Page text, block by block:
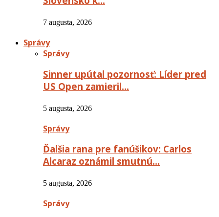
7 augusta, 2026
Správy
Správy
Sinner upútal pozornosť: Líder pred
US Open zamieril…
5 augusta, 2026
Správy
Ďalšia rana pre fanúšikov: Carlos
Alcaraz oznámil smutnú…
5 augusta, 2026
Správy